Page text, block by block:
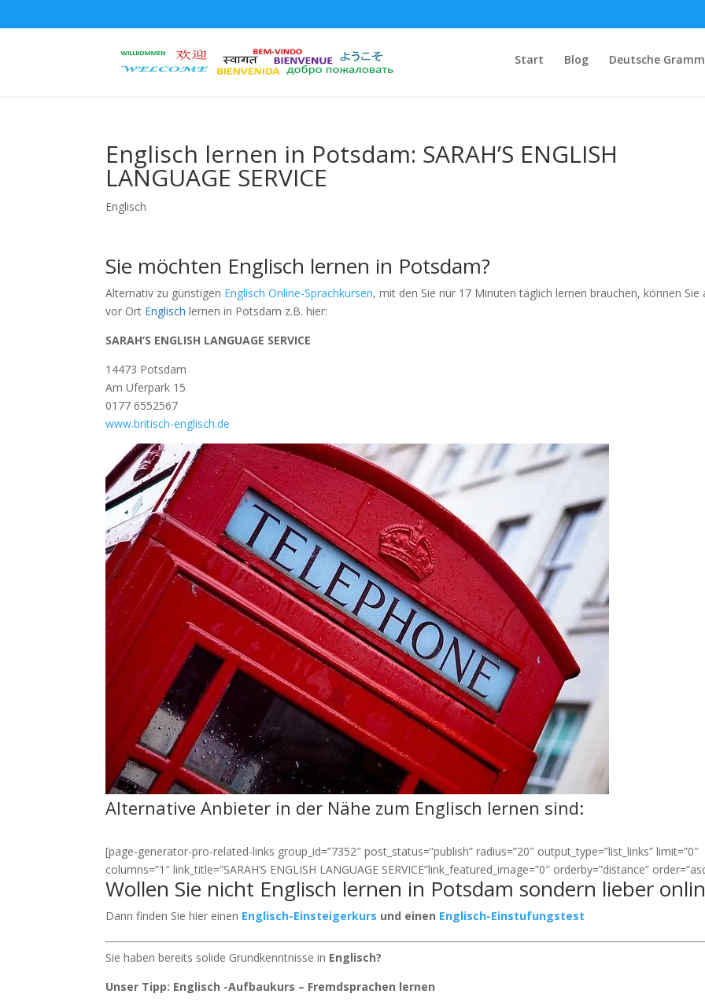
Start Blog Deutsche
Englisch lernen in Potsdam: SARAH’S ENGLISH
LANGUAGE SERVICE
Englisch
Sie möchten Englisch lernen in Potsdam?
Alternativ zu günstigen Englisch Online-Sprachkursen, mit den Sie nur 17 Minuten täglich lernen brauchen, können Sie
vor Ort Englisch lernen in Potsdam z.B. hier:
SARAH’S ENGLISH LANGUAGE SERVICE
14473 Potsdam
Am Uferpark 15
0177 6552567
www.britisch-englisch.de
Alternative Anbieter in der Nähe zum Englisch lernen sind:
[page-generator-pro-related-links group_id=”7352″ post_status=”publish” radius=”20″ output_type=”list_links” limit=”0″
columns=”1″ link_title=”SARAH’S ENGLISH LANGUAGE SERVICE”link_featured_image=”0″ orderby=”distance”
Wollen Sie nicht Englisch lernen in Potsdam sondern lieber
Dann finden Sie hier einen Englisch-Einsteigerkurs und einen Englisch-Einstufungstest
Sie haben bereits solide Grundkenntnisse in Englisch?
Unser Tipp: Englisch -Aufbaukurs – Fremdsprachen lernen